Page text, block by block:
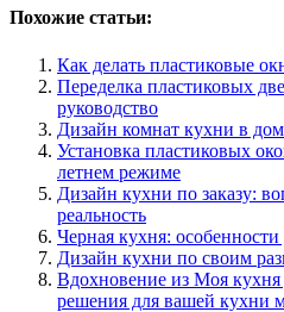
Похожие статьи:
Как делать пластиковые
Переделка пластиковых
руководство
Дизайн комнат кухни в
Установка пластиковых
летнем режиме
Дизайн кухни по заказу:
реальность
Черная кухня:
Дизайн кухни по своим
Вдохновение из Моя
решения для вашей кухни